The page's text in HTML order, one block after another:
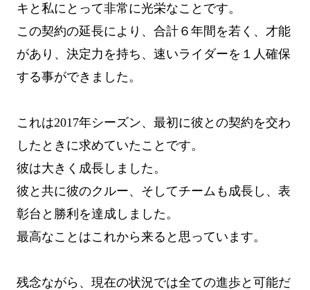
キと私にとって非常に光栄なことです。
この契約の延長により、合計６年間を若く、才能
があり、決定力を持ち、速いライダーを１人確保
する事ができました。
これは2017年シーズン、最初に彼との契約を交わ
したときに求めていたことです。
彼は大きく成長しました。
彼と共に彼のクルー、そしてチームも成長し、表
彰台と勝利を達成しました。
最高なことはこれから来ると思っています。
残念ながら、現在の状況では全ての進歩と可能だ